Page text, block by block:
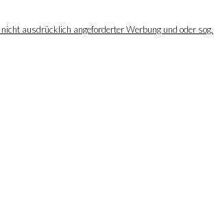
ausdrücklich angeforderter Werbung und oder sog.